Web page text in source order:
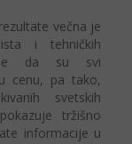
večna je
i tehničkih
da su svi
cenu, pa tako,
svetskih
tržišno
informacije u